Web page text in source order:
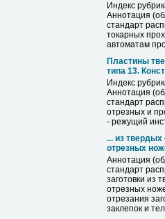
Индекс
Аннотация
стандарт
токарных
автоматам
Пластины
типа 13.
Индекс
Аннотация
стандарт
отрезных и
- режущий
... из
отрезных
Аннотация
стандарт
заготовки из
отрезных
отрезания
заклепок и